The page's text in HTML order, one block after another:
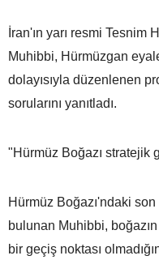
İran'ın yarı resmi Tesnim
Muhibbi, Hürmüzgan
dolayısıyla düzenlenen
sorularını yanıtladı.
"Hürmüz Boğazı stratejik
Hürmüz Boğazı'ndaki
bulunan Muhibbi,
bir geçiş noktası